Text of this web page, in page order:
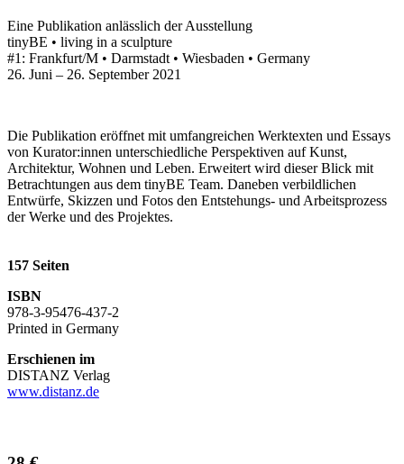
Eine Publikation anlässlich der Ausstellung
tinyBE • living in a sculpture
#1: Frankfurt/M • Darmstadt • Wiesbaden • Germany
26. Juni – 26. September 2021
Die Publikation eröffnet mit umfangreichen Werktexten und Essays
von Kurator:innen unterschiedliche Perspektiven auf Kunst,
Architektur, Wohnen und Leben. Erweitert wird dieser Blick mit
Betrachtungen aus dem tinyBE Team. Daneben verbildlichen
Entwürfe, Skizzen und Fotos den Entstehungs- und Arbeitsprozess
der Werke und des Projektes.
157 Seiten
ISBN
978-3-95476-437-2
Printed in Germany
Erschienen im
DISTANZ Verlag
www.distanz.de